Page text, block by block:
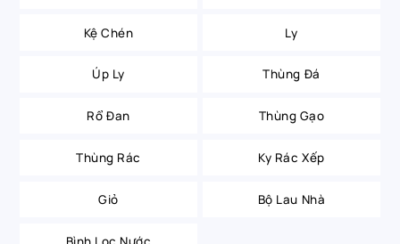
Kệ Chén Ly
Úp Ly Thùng Đá
Rổ Đan Thùng Gạo
Thùng Rác Ky Rác Xếp
Giỏ Bộ Lau Nhà